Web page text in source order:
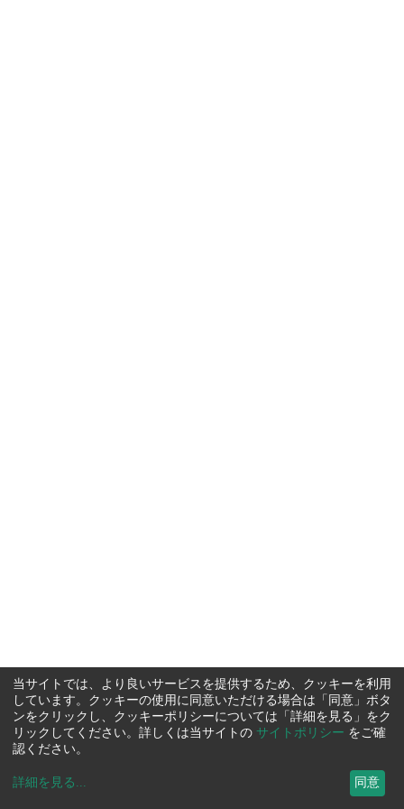
当サイトでは、より良いサービスを提供するため、クッキーを利用
しています。クッキーの使用に同意いただける場合は「同意」ボタ
ンをクリックし、クッキーポリシーについては「詳細を見る」をク
リックしてください。詳しくは当サイトの サイトポリシー をご確
認ください。
詳細を見る ... 同意